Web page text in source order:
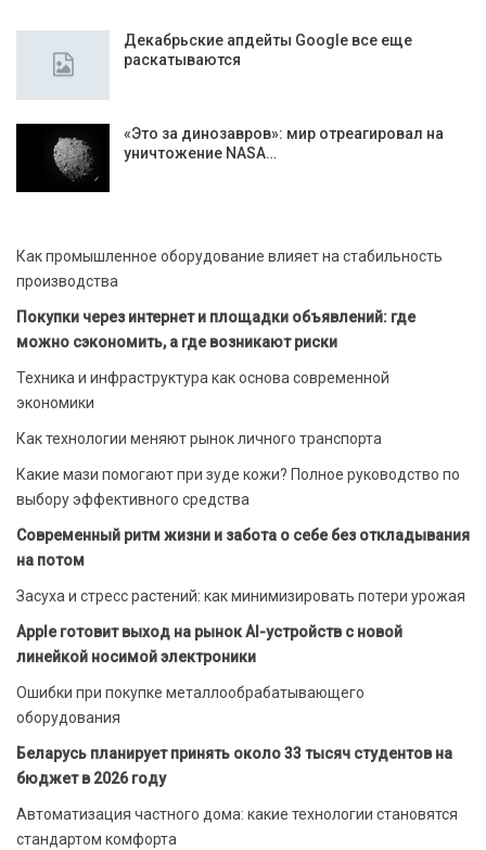
Декабрьские апдейты Google все еще
раскатываются
«Это за динозавров»: мир отреагировал на
уничтожение NASA…
Как промышленное оборудование влияет на стабильность
производства
Покупки через интернет и площадки объявлений: где
можно сэкономить, а где возникают риски
Техника и инфраструктура как основа современной
экономики
Как технологии меняют рынок личного транспорта
Какие мази помогают при зуде кожи? Полное руководство по
выбору эффективного средства
Современный ритм жизни и забота о себе без откладывания
на потом
Засуха и стресс растений: как минимизировать потери урожая
Apple готовит выход на рынок AI-устройств с новой
линейкой носимой электроники
Ошибки при покупке металлообрабатывающего
оборудования
Беларусь планирует принять около 33 тысяч студентов на
бюджет в 2026 году
Автоматизация частного дома: какие технологии становятся
стандартом комфорта